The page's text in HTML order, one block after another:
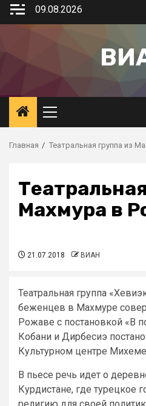
09.08.2026
Главная Театральная группа из
Махмура в
21.07.2018 ВИАН
Театральная группа
беженцев в Махмуре
Рожаве с постановкой «В
Кобани и Дирбесиэ
Культурном центре
В пьесе речь идет о
Курдистане, где турецкое